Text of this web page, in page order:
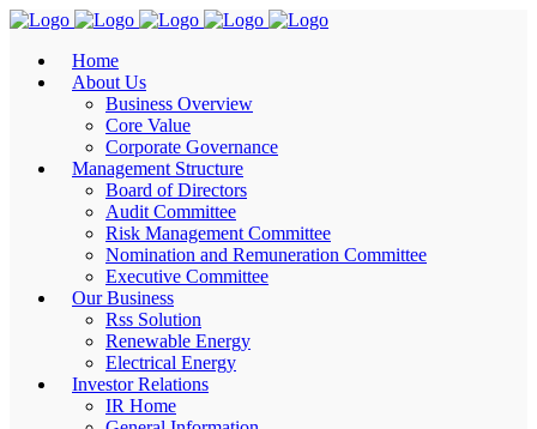
Home
About Us
Business Overview
Core Value
Corporate Governance
Management Structure
Board of Directors
Audit Committee
Risk Management Committee
Nomination and Remuneration Committee
Executive Committee
Our Business
Rss Solution
Renewable Energy
Electrical Energy
Investor Relations
IR Home